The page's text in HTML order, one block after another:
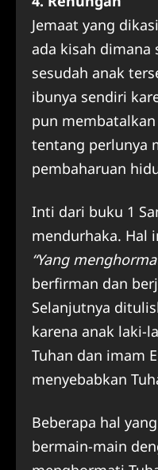
Jemaat yang
ada kisah dimana
sesudah anak
ibunya sendiri
pun
tentang perlunya
pembaharuan
Inti dari buku 1
mendurhaka. Hal
“Yang
berfirman dan
Selanjutnya
karena anak laki-
Tuhan dan imam
menyebabkan
Beberapa hal
bermain-main